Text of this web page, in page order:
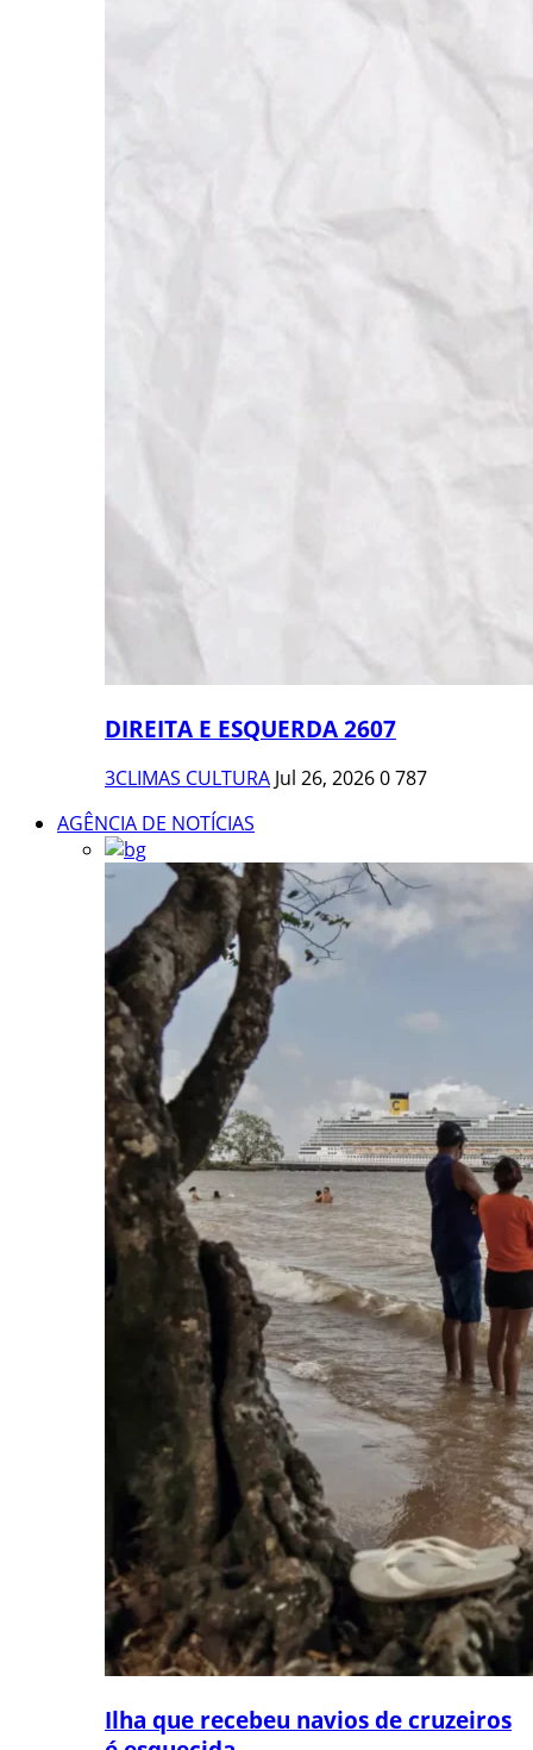
DIREITA E ESQUERDA 2607
3CLIMAS CULTURA Jul 26, 20260787
AGÊNCIA DE NOTÍCIAS
Ilha que recebeu navios de cruzeiros